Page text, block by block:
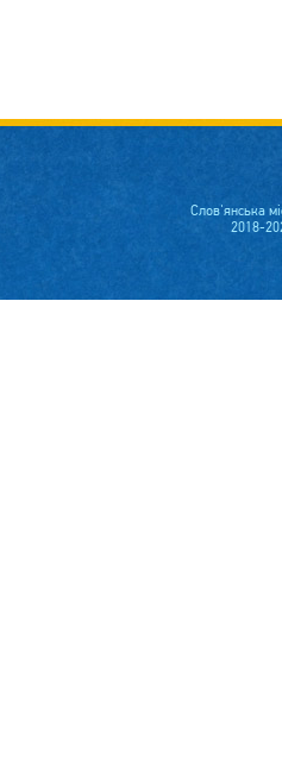
Слов'янська
2018-